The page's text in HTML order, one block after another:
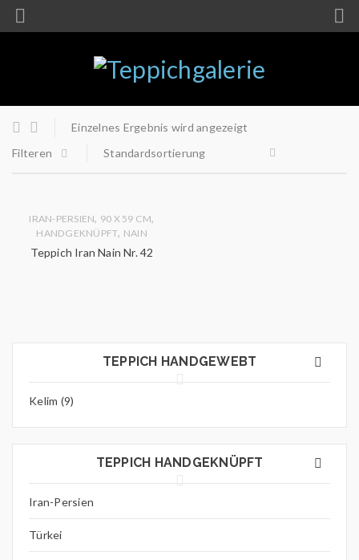
TEPPICH HANDGEWEBT
Kelim (9)
TEPPICH HANDGEKNÜPFT
Iran-Persien
Türkei
Einzelnes Ergebnis wird angezeigt
Filteren
Standardsortierung
IRAN-PERSIEN, 90 X 59 CM,
HANDGEKNÜPFT, NAIN
Teppich Iran Nain Nr. 42